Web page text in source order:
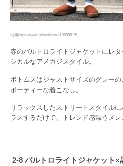
出典https://wear.jp/makisato/13835819/
赤のバルトロライトジャケットにレ
シカルなアメカジスタイル。
ボトムスはジャストサイズのグレー
ポーティーな着こなし。
リラックスしたストリートスタイル
ラスするだけで、トレンド感漂うメン
2-8 バルトロライトジャケット